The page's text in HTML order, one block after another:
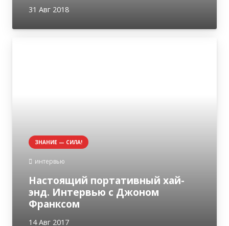
31 Авг 2018
ЗНАНИЕ — СИЛА!
интервью
Настоящий портативный хай-
энд. Интервью с Джоном
Франксом
14 Авг 2017